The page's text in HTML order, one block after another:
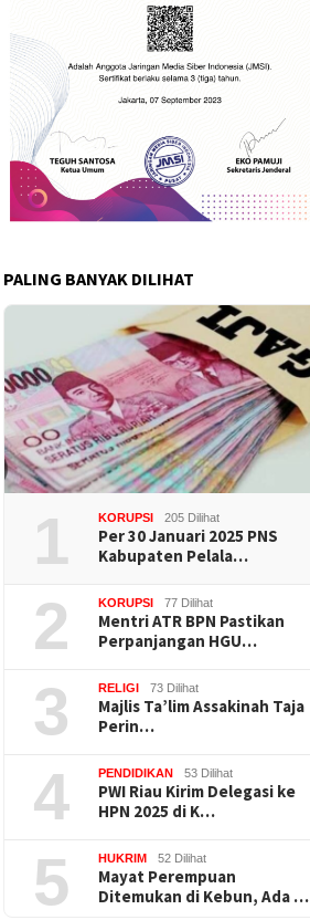
PALING BANYAK DILIHAT
1 KORUPSI 205 Dilihat
Per 30 Januari 2025 PNS
Kabupaten Pelala…
2 KORUPSI 77 Dilihat
Mentri ATR BPN Pastikan
Perpanjangan HGU…
3 RELIGI 73 Dilihat
Majlis Ta’lim Assakinah Taja
Perin…
4 PENDIDIKAN 53 Dilihat
PWI Riau Kirim Delegasi ke
HPN 2025 di K…
5 HUKRIM 52 Dilihat
Mayat Perempuan
Ditemukan di Kebun, Ada …